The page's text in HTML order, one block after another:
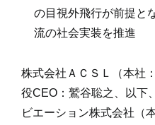
の目視外飛行が前提と
流の社会実装を推進
株式会社ＡＣＳＬ（本社
役CEO：鷲谷聡之、以下
ビエーション株式会社（